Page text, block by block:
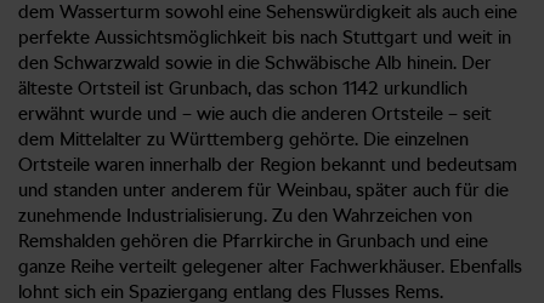
dem Wasserturm sowohl eine Sehenswürdigkeit als auch eine
perfekte Aussichtsmöglichkeit bis nach Stuttgart und weit in
den Schwarzwald sowie in die Schwäbische Alb hinein. Der
älteste Ortsteil ist Grunbach, das schon 1142 urkundlich
erwähnt wurde und – wie auch die anderen Ortsteile – seit
dem Mittelalter zu Württemberg gehörte. Die einzelnen
Ortsteile waren innerhalb der Region bekannt und bedeutsam
und standen unter anderem für Weinbau, später auch für die
zunehmende Industrialisierung. Zu den Wahrzeichen von
Remshalden gehören die Pfarrkirche in Grunbach und eine
ganze Reihe verteilt gelegener alter Fachwerkhäuser. Ebenfalls
lohnt sich ein Spaziergang entlang des Flusses Rems.